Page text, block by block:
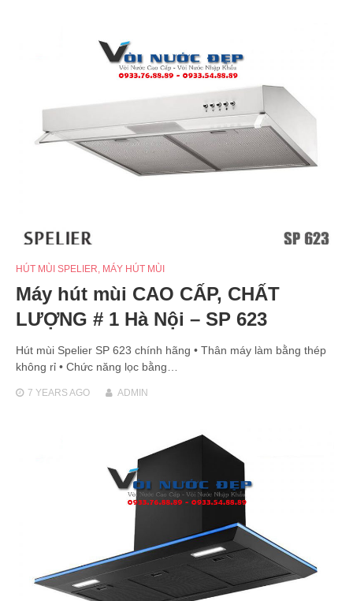
HÚT MÙI SPELIER, MÁY HÚT MÙI
Máy hút mùi CAO CẤP, CHẤT
LƯỢNG # 1 Hà Nội – SP 623
Hút mùi Spelier SP 623 chính hãng • Thân máy làm bằng thép
không rỉ • Chức năng lọc bằng…
7 YEARSAGO ADMIN